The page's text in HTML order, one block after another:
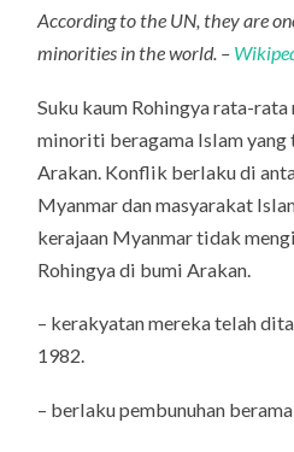
According to the UN, they are
minorities in the world. –
Suku kaum Rohingya rata-
minoriti beragama Islam
Arakan. Konflik berlaku di
Myanmar dan masyarakat
kerajaan Myanmar tidak
Rohingya di bumi Arakan.
– kerakyatan mereka telah
1982.
– berlaku pembunuhan